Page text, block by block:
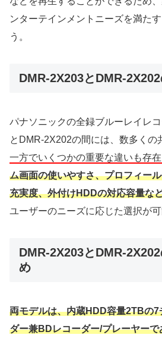
ンターテインメントニーズを満た
う。
DMR-2X203とDMR-
パナソニックの全録ブルーレイレ
とDMR-2X202の間には、数多くの
一方でいくつかの重要な違いも存在
ム画面の使いやすさ、プロフィー
充実度、外付けHDDの対応容量な
ユーザーのニーズに応じた選択が可
DMR-2X203とDMR-
め
両モデルは、内蔵HDD容量2TBの
ダー兼BDレコーダー/プレーヤー